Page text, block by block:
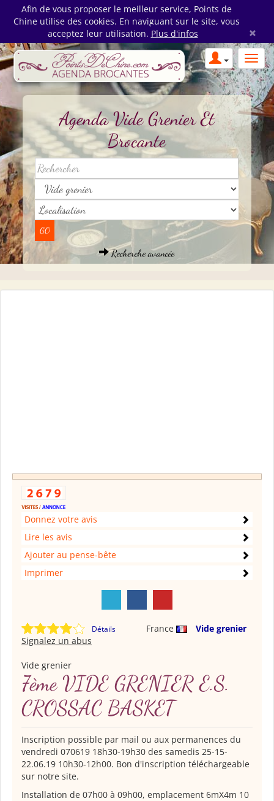
Afin de vous proposer le meilleur service, Points de
Chine utilise des cookies. En naviguant sur le site, vous
acceptez leur utilisation. Plus d'infos ×
Agenda Vide Grenier Et
Brocante
Recherche avancée
Donnez votre avis
Lire les avis
Ajouter au pense-bête
Imprimer
Détails France
Vide grenier
Signalez un abus
Vide grenier
7ème VIDE GRENIER E.S.
CROSSAC BASKET
Inscription possible par mail ou aux permanences du
vendredi 070619 18h30-19h30 des samedis 25-15-
22.06.19 10h30-12h00. Bon d'inscription téléchargeable
sur notre site.
Installation de 07h00 à 09h00, emplacement 6mX4m 10